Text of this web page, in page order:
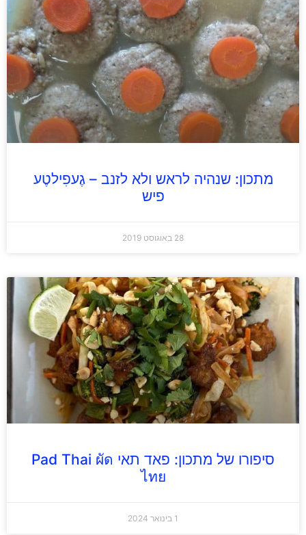
מתכון: שנהיה לראש ולא לזנב – גֶעפִילטֶע
פיש
28 באוגוסט 2019
סיפורו של מתכון: פאד תאי Pad Thai ผัด
ไทย
1 בינואר 2024